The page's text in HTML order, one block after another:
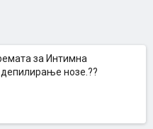
за Интимна
депилирање нозе.??